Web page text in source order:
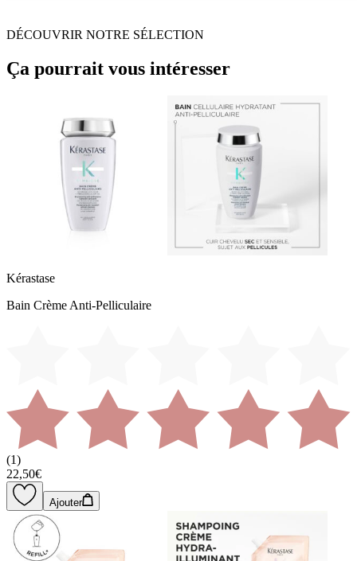
DÉCOUVRIR NOTRE SÉLECTION
Ça pourrait vous intéresser
Kérastase
Bain Crème Anti-Pelliculaire
(1)
22,50€
Ajouter